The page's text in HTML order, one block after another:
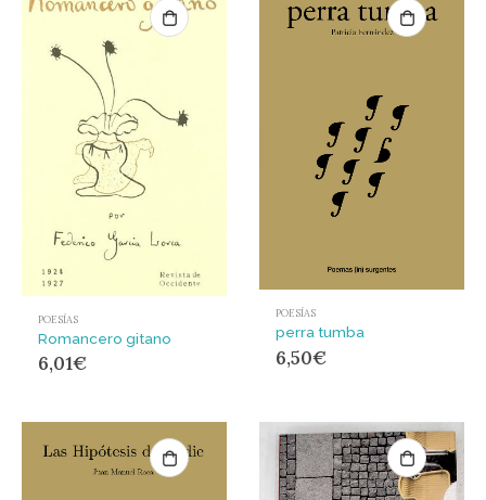
POESÍAS
Romancero gitano
6,01€
POESÍAS
perra tumba
6,50€